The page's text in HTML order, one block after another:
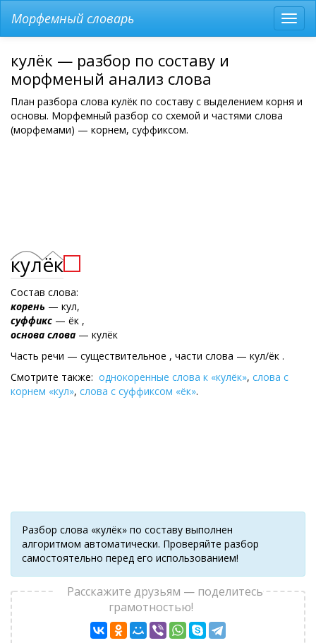
меню
Морфемный словарь
кулёк — разбор по составу и
морфменый анализ слова
План разбора слова кулёк по составу с выделением корня и
основы. Морфемный разбор со схемой и частями слова
(морфемами) — корнем, суффиксом.
кулёк
Состав слова:
корень — кул,
суффикс — ёк ,
основа слова — кулёк
Часть речи — существительное , части слова — кул/ёк .
Смотрите также: однокоренные слова к «кулёк», слова с
корнем «кул», слова с суффиксом «ёк».
Разбор слова «кулёк» по составу выполнен
алгоритмом автоматически. Проверяйте разбор
самостоятельно перед его использованием!
Расскажите друзьям — поделитесь
грамотностью!